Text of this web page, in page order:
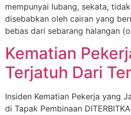
mempunyai lubang, sekata,
disebabkan oleh cairan yang
bebas dari sebarang halangan
Kematian
Terjatuh Dari
Insiden Kematian Pekerja yang
di Tapak Pembinaan